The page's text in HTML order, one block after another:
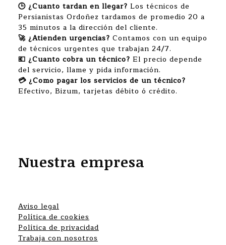
🕒 ¿Cuanto tardan en llegar? Los técnicos de
Persianistas Ordoñez tardamos de promedio 20 a
35 minutos a la dirección del cliente.
🚀 ¿Atienden urgencias? Contamos con un equipo
de técnicos urgentes que trabajan 24/7.
💶 ¿Cuanto cobra un técnico? El precio depende
del servicio, llame y pida información.
💳 ¿Como pagar los servicios de un técnico?
Efectivo, Bizum, tarjetas débito ó crédito.
Nuestra empresa
Aviso legal
Política de cookies
Política de privacidad
Trabaja con nosotros